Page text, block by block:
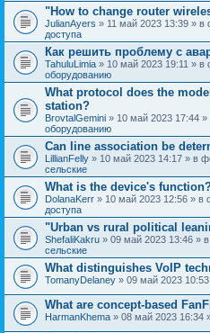
"How to change router
JulianAyers » 11 май 2023 13:39 » в
доступа
Как решить проблему с
TahuluLimia » 10 май 2023 19:11 » в
оборудованию
What protocol does the
station?
BrovtalGemini » 10 май 2023 17:44
оборудованию
Can line association be
LillianFelly » 10 май 2023 14:17 » в
сельские
What is the device's
DolanaKerr » 10 май 2023 12:56 » в
доступа
"Urban vs rural political
ShefaliKakru » 09 май 2023 13:46 »
сельские
What distinguishes VoIP
TomanyDelaney » 09 май 2023
What are concept-based
HarmanKhema » 08 май 2023 16:34